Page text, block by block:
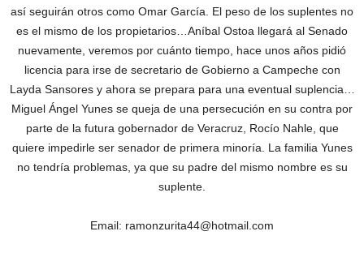
así seguirán otros como Omar García. El peso de los suplentes no
es el mismo de los propietarios…Aníbal Ostoa llegará al Senado
nuevamente, veremos por cuánto tiempo, hace unos años pidió
licencia para irse de secretario de Gobierno a Campeche con
Layda Sansores y ahora se prepara para una eventual suplencia…
Miguel Ángel Yunes se queja de una persecución en su contra por
parte de la futura gobernador de Veracruz, Rocío Nahle, que
quiere impedirle ser senador de primera minoría. La familia Yunes
no tendría problemas, ya que su padre del mismo nombre es su
suplente.
Email: ramonzurita44@hotmail.com